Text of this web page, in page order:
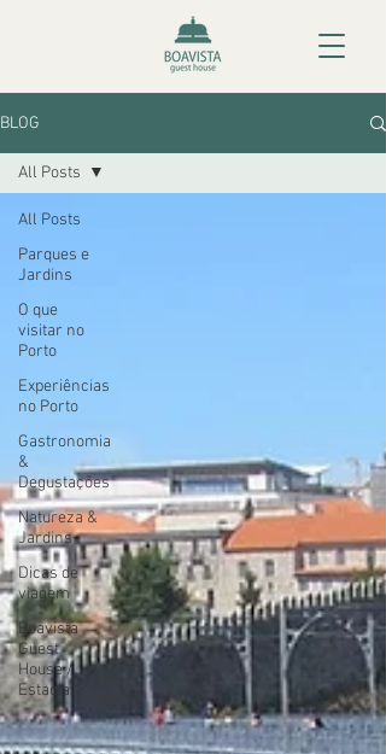
BLOG
All Posts
Parques e
Jardins
O que
visitar no
Porto
Experiências
no Porto
Gastronomia
&
Degustações
Natureza &
Jardins
Dicas de
viagem
Boavista
Guest
House /
Estadia
All Posts